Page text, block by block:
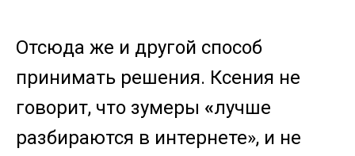
Отсюда же и другой способ
принимать решения. Ксения не
говорит, что зумеры «лучше
разбираются в интернете», и не